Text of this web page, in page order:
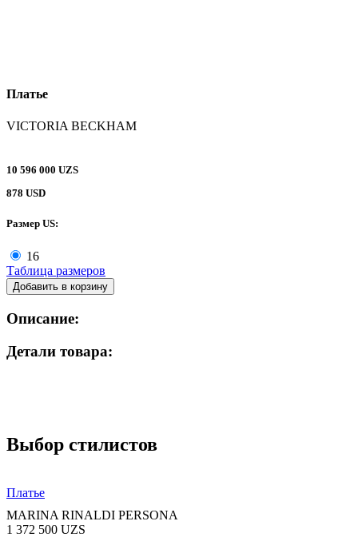
Платье
VICTORIA BECKHAM
10 596 000 UZS
878 USD
Размер US:
16
Таблица размеров
Добавить в корзину
Описание:
Детали товара:
Выбор стилистов
Платье
MARINA RINALDI PERSONA
1 372 500 UZS